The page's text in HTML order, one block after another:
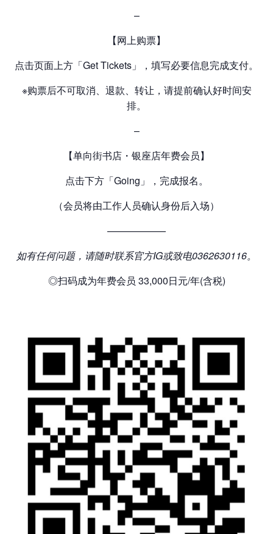
–
【网上购票】
点击页面上方「Get Tickets」，填写必要信息完成支付。
※购票后不可取消、退款、转让，请提前确认好时间安
排。
–
【单向街书店・银座店年费会员】
点击下方「Going」，完成报名。
（会员将由工作人员确认身份后入场）
——————
如有任何问题，请随时联系官方IG或致电0362630116。
◎扫码成为年费会员 33,000日元/年(含税)